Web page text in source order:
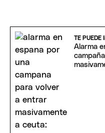
TE PUEDE
Alarma